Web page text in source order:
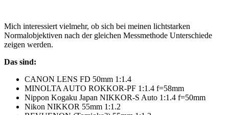
Mich interessiert vielmehr, ob sich bei meinen lichtstarken
Normalobjektiven nach der gleichen Messmethode Unterschiede
zeigen werden.
Das sind:
CANON LENS FD 50mm 1:1.4
MINOLTA AUTO ROKKOR-PF 1:1.4 f=58mm
Nippon Kogaku Japan NIKKOR-S Auto 1:1.4 f=50mm
Nikon NIKKOR 55mm 1:1.2